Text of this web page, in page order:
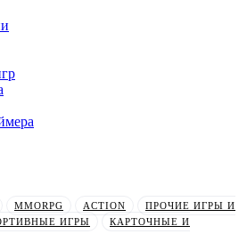
MMORPG ACTION
ПРОЧИЕ ИГРЫ И
ИГРЫ
КАРТОЧНЫЕ И